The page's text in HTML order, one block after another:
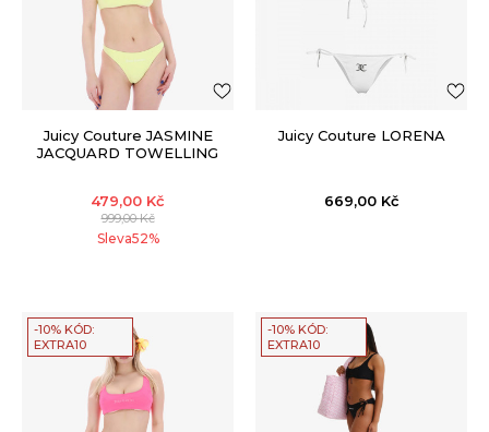
Juicy Couture JASMINE
JACQUARD TOWELLING
479,00 Kč
999,00Kč
Sleva52%
Juicy Couture LORENA
669,00 Kč
-10% KÓD:
EXTRA10
-10% KÓD:
EXTRA10